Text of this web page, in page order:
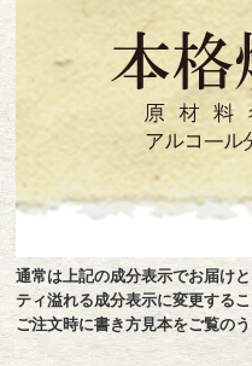
通常は上記の成分表示でお届け
ティ溢れる成分表示に変更するこ
ご注文時に書き方見本をご覧の